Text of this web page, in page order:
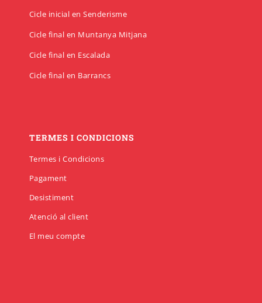
Cicle inicial en Senderisme
Cicle final en Muntanya Mitjana
Cicle final en Escalada
Cicle final en Barrancs
TERMES I CONDICIONS
Termes i Condicions
Pagament
Desistiment
Atenció al client
El meu compte